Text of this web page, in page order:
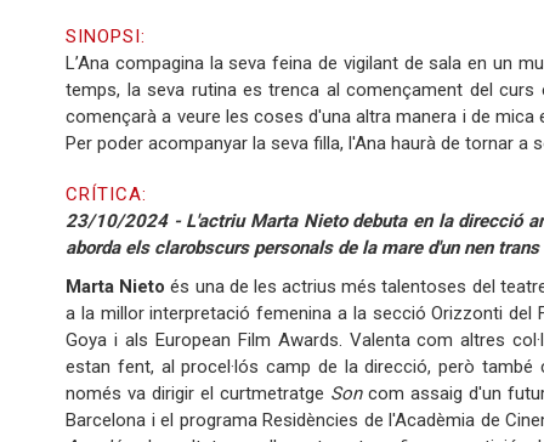
SINOPSI:
L’Ana compagina la seva feina de vigilant de sala en un
temps, la seva rutina es trenca al començament del curs
començarà a veure les coses d'una altra manera i de
Per poder acompanyar la seva filla, l'Ana haurà de tornar a
CRÍTICA:
23/10/2024 - L'actriu Marta Nieto debuta en la direcció
aborda els clarobscurs personals de la mare d'un nen trans
Marta Nieto és una de les actrius més talentoses del
a la millor interpretació femenina a la secció Orizzonti del
Goya i als European Film Awards. Valenta com altres
estan fent, al procel·lós camp de la direcció, però
només va dirigir el curtmetratge Soncom assaig d'un
Barcelona i el programa Residències de l'Acadèmia de